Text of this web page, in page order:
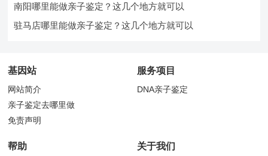
南阳哪里能做亲子鉴定？这几个地方就可以
驻马店哪里能做亲子鉴定？这几个地方就可以
基因站
网站简介
亲子鉴定去哪里做
免责声明
服务项目
DNA亲子鉴定
帮助 关于我们